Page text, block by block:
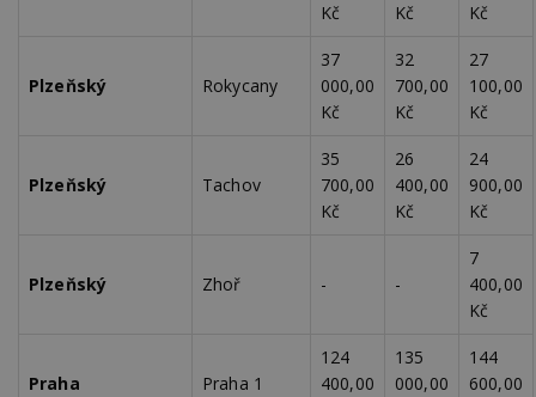
Kč
Kč
Kč
Plzeňský Rokycany
37
000,00
Kč
32
700,00
Kč
27
100,00
Kč
Plzeňský Tachov
35
700,00
Kč
26
400,00
Kč
24
900,00
Kč
Plzeňský Zhoř - -
7
400,00
Kč
Praha Praha 1
124
400,00
135
000,00
144
600,00